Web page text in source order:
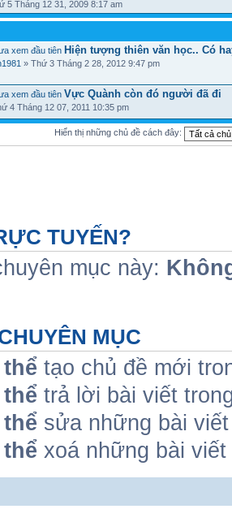
5 Tháng 12 31, 2009 8:17 am
Hiện tượng thiên văn học.. Có
» Thứ 3 Tháng 2 28, 2012 9:47 pm
Vực Quành còn đó người đã đi
4 Tháng 12 07, 2011 10:35 pm
Hiển thị những chủ đề cách đây:
TUYẾN?
mục này:
MỤC
tạo chủ đề mới
trả lời bài viết
sửa những bài
xoá những bài